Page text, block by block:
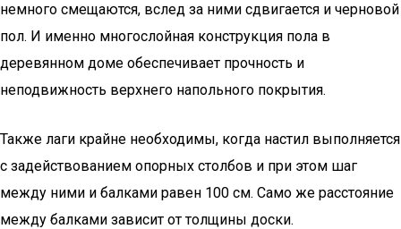
немного смещаются, вслед за ними сдвигается и черновой
пол. И именно многослойная конструкция пола в
деревянном доме обеспечивает прочность и
неподвижность верхнего напольного покрытия.
Также лаги крайне необходимы, когда настил выполняется
с задействованием опорных столбов и при этом шаг
между ними и балками равен 100 см. Само же расстояние
между балками зависит от толщины доски.